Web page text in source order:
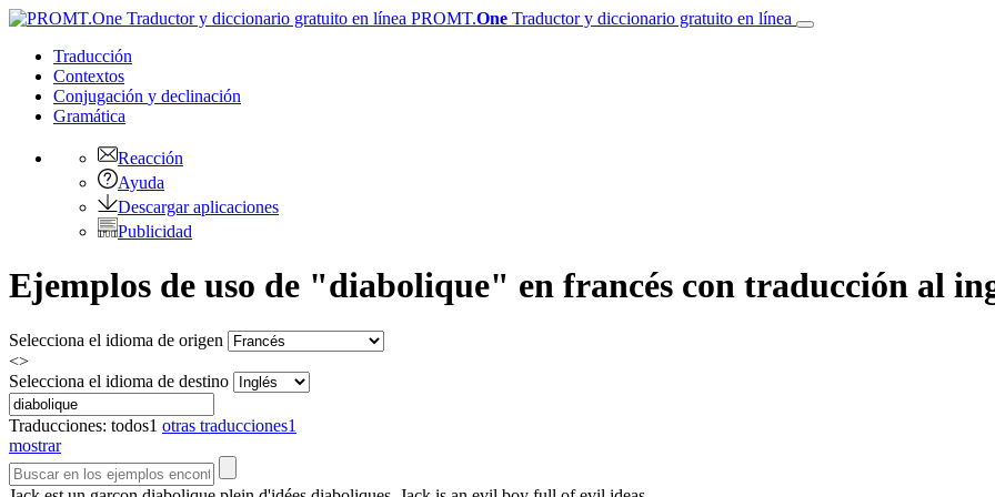
PROMT.One Traductor y diccionario gratuito en línea
Traducción
Contextos
Conjugación y declinación
Gramática
Reacción
Ayuda
Descargar aplicaciones
Publicidad
Ejemplos de uso de "diabolique" en francés con traducción al
Selecciona el idioma de origen
<>
Selecciona el idioma de destino
Traducciones: todos1 otras traducciones1
mostrar